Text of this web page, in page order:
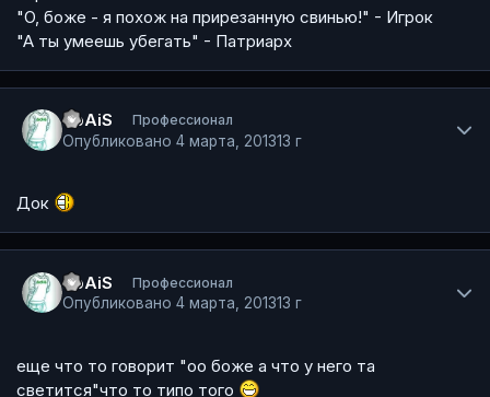
"О, боже - я похож на прирезанную свинью!" - Игрок
"А ты умеешь убегать" - Патриарх
SpAiS Профессионал
Опубликовано 4 марта, 201313 г
Док
SpAiS Профессионал
Опубликовано 4 марта, 201313 г
еще что то говорит "оо боже а что у него та
светится"что то типо того